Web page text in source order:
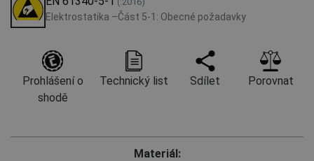
Elektrostatika –Část 5-1: Obecné požadavky
Prohlášení o
shodě
Technický list Sdílet Porovnat
Materiál: